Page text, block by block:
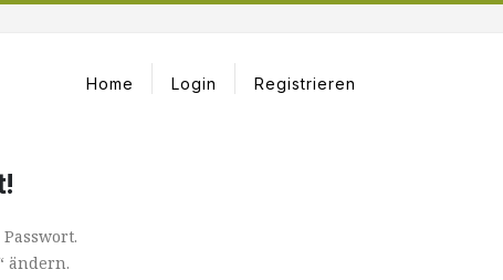
Home Login Registrieren
ändern.